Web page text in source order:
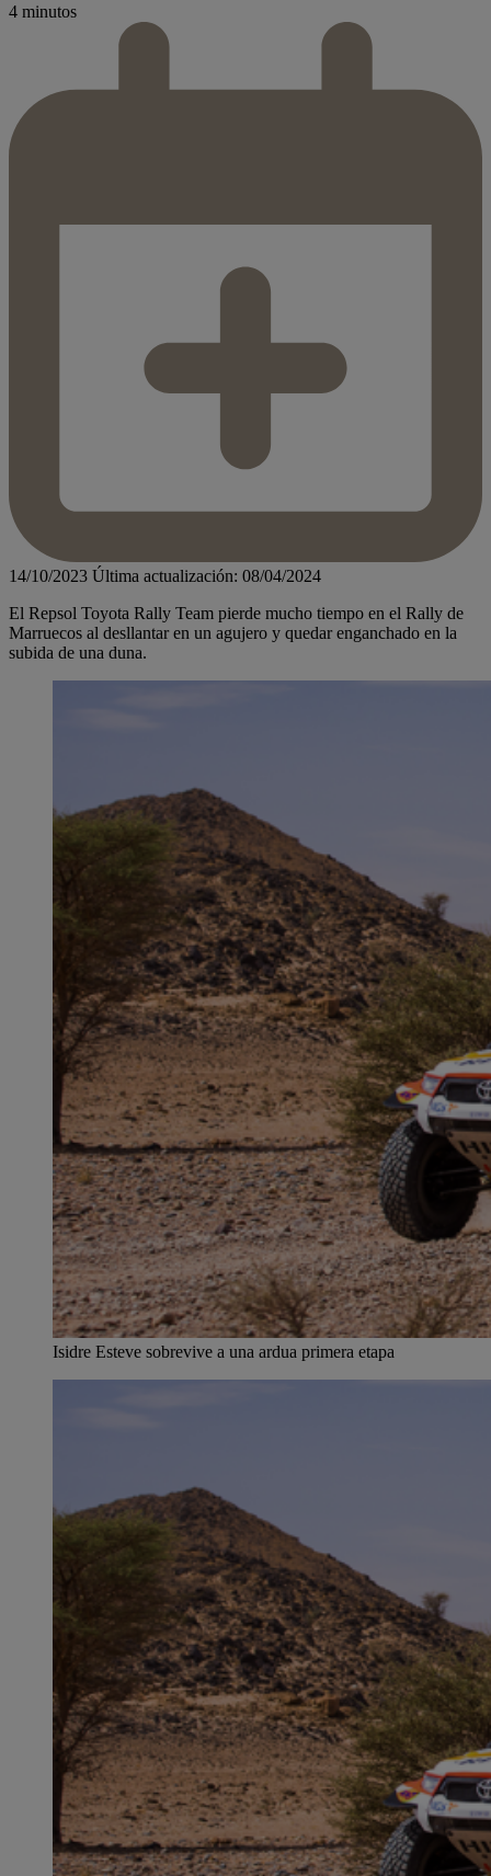
4 minutos
14/10/2023 Última actualización: 08/04/2024
El Repsol Toyota Rally Team pierde mucho tiempo en el Rally de
Marruecos al desllantar en un agujero y quedar enganchado en la
subida de una duna.
Isidre Esteve sobrevive a una ardua primera etapa